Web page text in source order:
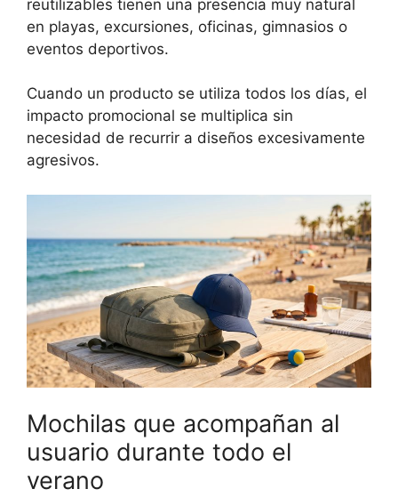
reutilizables tienen una presencia muy natural
en playas, excursiones, oficinas, gimnasios o
eventos deportivos.
Cuando un producto se utiliza todos los días, el
impacto promocional se multiplica sin
necesidad de recurrir a diseños excesivamente
agresivos.
Mochilas que acompañan al
usuario durante todo el
verano